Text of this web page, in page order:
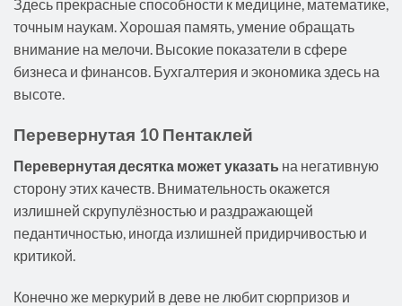
Здесь прекрасные способности к медицине, математике,
точным наукам. Хорошая память, умение обращать
внимание на мелочи. Высокие показатели в сфере
бизнеса и финансов. Бухгалтерия и экономика здесь на
высоте.
Перевернутая 10 Пентаклей
Перевернутая десятка может указать на негативную
сторону этих качеств. Внимательность окажется
излишней скрупулёзностью и раздражающей
педантичностью, иногда излишней придирчивостью и
критикой.
Конечно же меркурий в деве не любит сюрпризов и